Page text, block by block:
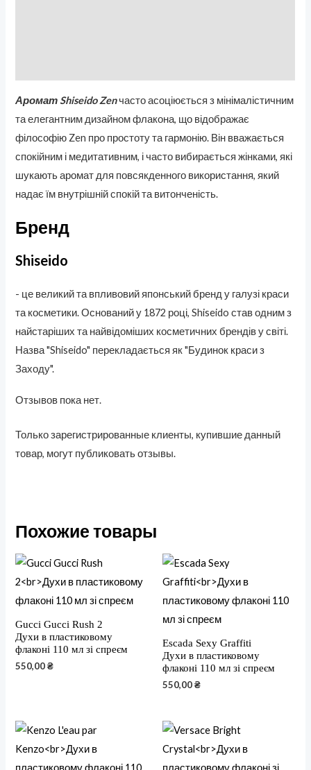
Аромат Shiseido Zenчасто асоціюється з мінімалістичним
та елегантним дизайном флакона, що відображає
філософію Zen про простоту та гармонію. Він вважається
спокійним і медитативним, і часто вибирається жінками, які
шукають аромат для повсякденного використання, який
надає їм внутрішній спокій та витонченість.
Бренд
Shiseido
- це великий та впливовий японський бренд у галузі краси
та косметики. Оснований у 1872 році, Shiseido став одним з
найстаріших та найвідоміших косметичних брендів у світі.
Назва "Shiseido" перекладається як "Будинок краси з
Заходу".
Отзывов пока нет.
Только зарегистрированные клиенты, купившие данный
товар, могут публиковать отзывы.
Похожие товары
Gucci Gucci Rush 2
Духи в пластиковому
флаконі 110 мл зі спреєм
550,00₴
Escada Sexy Graffiti
Духи в пластиковому
флаконі 110 мл зі спреєм
550,00₴